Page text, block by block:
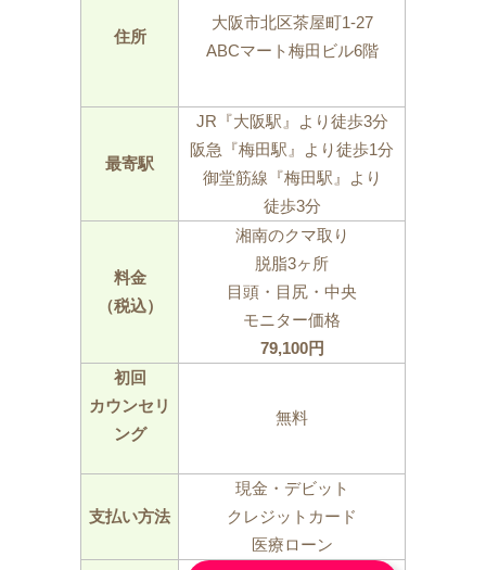
住所
大阪市北区茶屋町1‐27
ABCマート梅田ビル6階
最寄駅
JR『大阪駅』より徒歩3分
阪急『梅田駅』より徒歩1分
御堂筋線『梅田駅』より
徒歩3分
料金
（税込）
湘南のクマ取り
脱脂3ヶ所
目頭・目尻・中央
モニター価格
79,100円
初回
カウンセリ
ング
無料
支払い方法
現金・デビット
クレジットカード
医療ローン